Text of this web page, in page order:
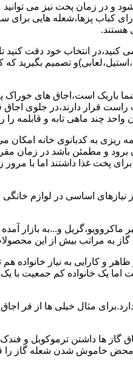
در زمان پخت نیز می توانید
کباب پزها،شعله هایی
هستند.
کنید،در انتخاب خود دقت
تصمیم بگیرید که
باریک است،اجاق های خوراک
قرار دارند،در جلوی
آن واحد چند ماهی تابه و قابلمه
ریزی به کدبانوی خانه امکان
برود و مطمئن باشد در زمان
برای پخت غذا داشتند اما با
نیازهای اساسی در لوازم
ماکروویو،گریل و...به بازار
گاز به مراتب بیش از این
ظاهر و کارایی به نیاز خانواده
مثال خیلی ها از فر
گاز ها داشتن ترموکوبل و
خاموش شدن شعله گاز را